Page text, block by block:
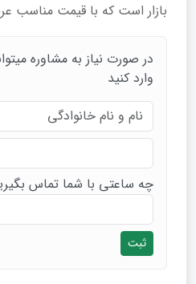
بازار است که با قیمت مناسب
در صورت نیاز به مشاوره
وارد کنید
چه ساعتی با شما تماس
ثبت